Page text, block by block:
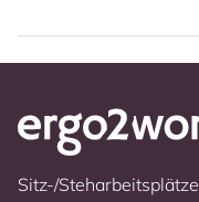
Sitz-/Steharbeitsplätze